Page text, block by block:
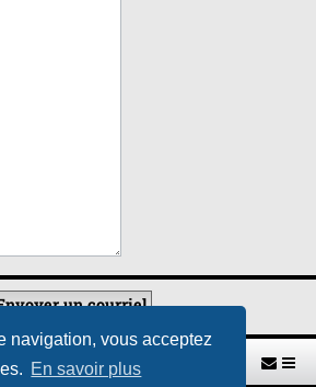
navigation, vous acceptez
En savoir plus
Index du forum